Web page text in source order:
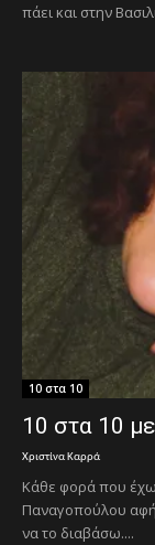
πάει και στην
10 στα 10
10 στα 10
Χριστίνα Καρρά
Κάθε φορά που
Παναγοπούλου
να το διαβάσω....